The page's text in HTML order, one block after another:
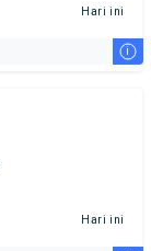
Hari ini
i
Hari ini